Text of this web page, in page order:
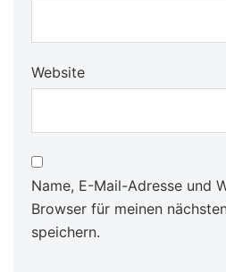
Website
Name, E-Mail-Adresse und
Browser für meinen
speichern.